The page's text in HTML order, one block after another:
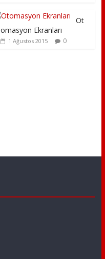
Ot
omasyon Ekranları
1 Ağustos 2015 0